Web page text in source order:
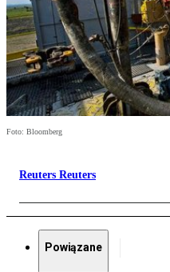
Foto: Bloomberg
Reuters Reuters
Powiązane